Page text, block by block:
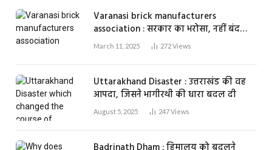
Varanasi brick manufacturers
association : सरकार का भरोसा, नहीं बंद
होगा एक भी ईंट भट्ठा
March 11, 2025 272Views
Uttarakhand Disaster : उत्तराखंड की वह
आपदा, जिसने भागीरथी की धारा बदल दी
August 5, 2025 247Views